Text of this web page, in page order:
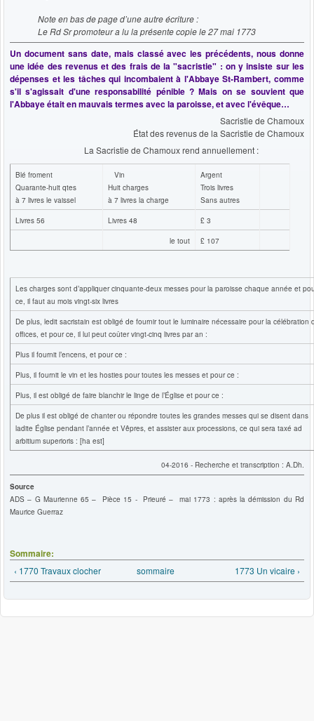
Note en bas de page d’une autre écriture :
Le Rd Sr promoteur a lu la présente copie le 27 mai 1773
Un document sans date, mais classé avec les précédents, nous donne
une idée des revenus et des frais de la "sacristie" : on y insiste sur les
dépenses et les tâches qui incombaient à l'Abbaye St-Rambert, comme
s'il s'agissait d'une responsabilité pénible ? Mais on se souvient que
l'Abbaye était en mauvais termes avec la paroisse, et avec l'évêque…
Sacristie de Chamoux
État des revenus de la Sacristie de Chamoux
La Sacristie de Chamoux rend annuellement :
Blé froment
Quarante-huit qtes
à 7 livres le vaissel
Vin
Huit charges
à 7 livres la charge
Argent
Trois livres
Sans autres
Livres 56 Livres 48 £ 3
le tout £ 107
Les charges sont d’appliquer cinquante-deux messes pour la paroisse chaque année et
ce, il faut au mois vingt-six livres
De plus, ledit sacristain est obligé de fournir tout le luminaire nécessaire pour la célébration
offices, et pour ce, il lui peut coûter vingt-cinq livres par an :
Plus il fournit l’encens, et pour ce :
Plus, il fournit le vin et les hosties pour toutes les messes et pour ce :
Plus, il est obligé de faire blanchir le linge de l’Église et pour ce :
De plus il est obligé de chanter ou répondre toutes les grandes messes qui se disent dans
ladite Église pendant l’année et Vêpres, et assister aux processions, ce qui sera taxé ad
arbitium superioris : [ha est]
04-2016 - Recherche et transcription : A.Dh.
Source
ADS – G Maurienne 65 – Pièce 15 - Prieuré – mai 1773 : après la démission du Rd
Maurice Guerraz
Sommaire:
‹ 1770 Travaux clocher sommaire 1773 Un vicaire ›